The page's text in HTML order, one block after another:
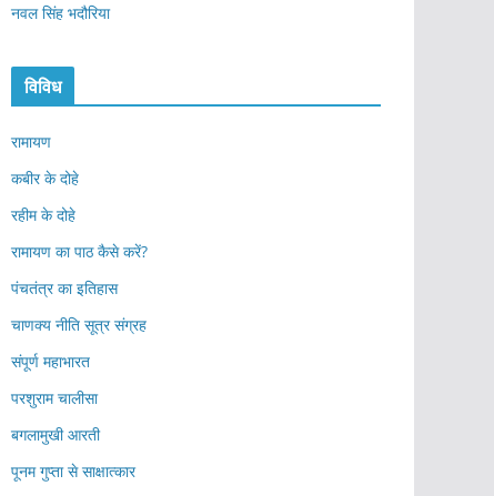
नवल सिंह भदौरिया
विविध
रामायण
कबीर के दोहे
रहीम के दोहे
रामायण का पाठ कैसे करें?
पंचतंत्र का इतिहास
चाणक्य नीति सूत्र संग्रह
संपूर्ण महाभारत
परशुराम चालीसा
बगलामुखी आरती
पूनम गुप्ता से साक्षात्कार